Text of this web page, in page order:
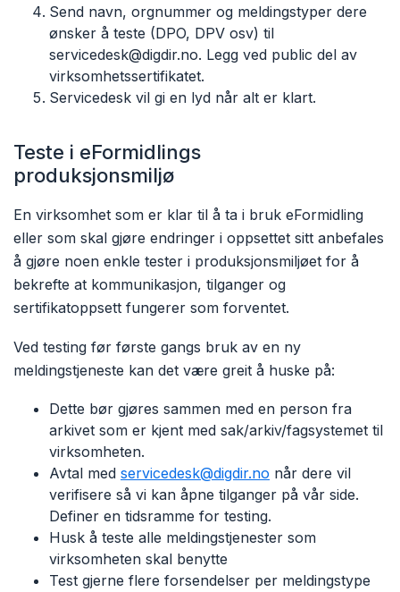
Send navn, orgnummer og meldingstyper dere
ønsker å teste (DPO, DPV osv) til
servicedesk@digdir.no. Legg ved public del av
virksomhetssertifikatet.
Servicedesk vil gi en lyd når alt er klart.
Teste i eFormidlings
produksjonsmiljø
En virksomhet som er klar til å ta i bruk eFormidling
eller som skal gjøre endringer i oppsettet sitt anbefales
å gjøre noen enkle tester i produksjonsmiljøet for å
bekrefte at kommunikasjon, tilganger og
sertifikatoppsett fungerer som forventet.
Ved testing før første gangs bruk av en ny
meldingstjeneste kan det være greit å huske på:
Dette bør gjøres sammen med en person fra
arkivet som er kjent med sak/arkiv/fagsystemet til
virksomheten.
Avtal med servicedesk@digdir.no når dere vil
verifisere så vi kan åpne tilganger på vår side.
Definer en tidsramme for testing.
Husk å teste alle meldingstjenester som
virksomheten skal benytte
Test gjerne flere forsendelser per meldingstype